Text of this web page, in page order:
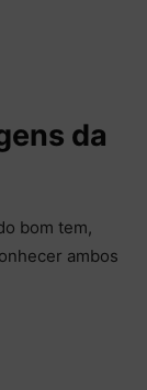
da
bom tem,
ambos